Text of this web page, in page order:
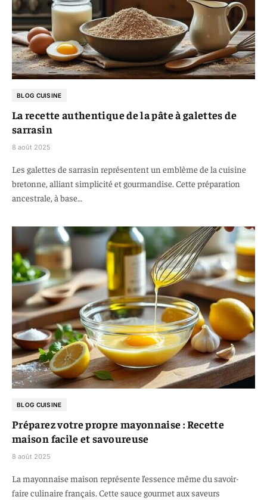
BLOG CUISINE
La recette authentique de la pâte à galettes de
sarrasin
8 août 2025
Les galettes de sarrasin représentent un emblème de la cuisine
bretonne, alliant simplicité et gourmandise. Cette préparation
ancestrale, à base…
BLOG CUISINE
Préparez votre propre mayonnaise : Recette
maison facile et savoureuse
8 août 2025
La mayonnaise maison représente l’essence même du savoir-
faire culinaire français. Cette sauce gourmet aux saveurs